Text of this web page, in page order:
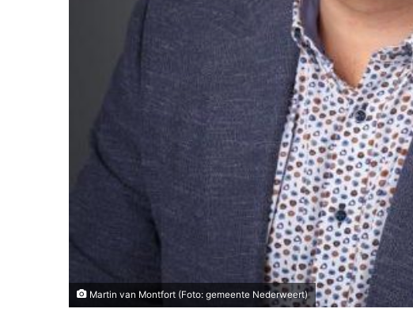
Martin van Montfort (Foto: gemeente Nederweert)